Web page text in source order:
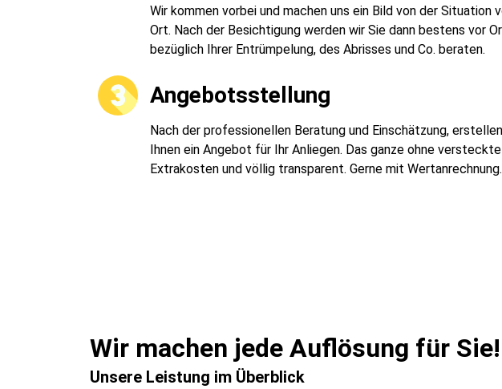
Wir kommen vorbei und machen uns ein Bild von der Situation
Ort. Nach der Besichtigung werden wir Sie dann bestens vor
bezüglich Ihrer Entrümpelung, des Abrisses und Co. beraten.
Angebotsstellung
Nach der professionellen Beratung und Einschätzung,
Ihnen ein Angebot für Ihr Anliegen. Das ganze ohne versteckte
Extrakosten und völlig transparent. Gerne mit Wertanrechnung.
Wir machen jede Auflösung für Sie!​
Unsere Leistung im Überblick